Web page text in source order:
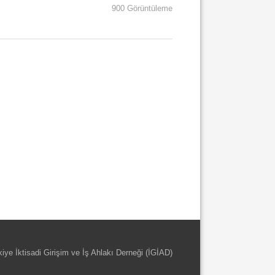
900 Görüntüleme
İktisadi Girişim ve İş Ahlakı Derneği (İGİAD)